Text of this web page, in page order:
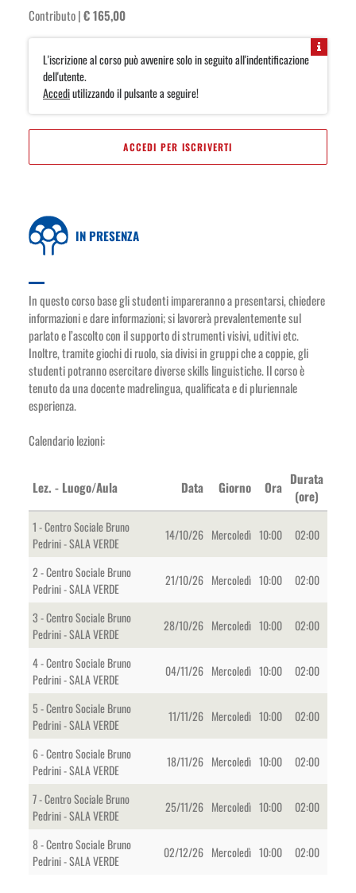
Contributo |€ 165,00
L'iscrizione al corso può avvenire solo in seguito all'indentificazione
dell'utente.
Accediutilizzando il pulsante a seguire!
ACCEDI PER ISCRIVERTI
IN PRESENZA
In questo corso base gli studenti impareranno a presentarsi, chiedere
informazioni e dare informazioni; si lavorerà prevalentemente sul
parlato e l’ascolto con il supporto di strumenti visivi, uditivi etc.
Inoltre, tramite giochi di ruolo, sia divisi in gruppi che a coppie, gli
studenti potranno esercitare diverse skills linguistiche. Il corso è
tenuto da una docente madrelingua, qualificata e di pluriennale
esperienza.
Calendario lezioni:
Lez. - Luogo/Aula Data Giorno Ora Durata
(ore)
1 - Centro Sociale Bruno
Pedrini - SALA VERDE
14/10/26 Mercoledì 10:00 02:00
2 - Centro Sociale Bruno
Pedrini - SALA VERDE
21/10/26 Mercoledì 10:00 02:00
3 - Centro Sociale Bruno
Pedrini - SALA VERDE
28/10/26 Mercoledì 10:00 02:00
4 - Centro Sociale Bruno
Pedrini - SALA VERDE
04/11/26 Mercoledì 10:00 02:00
5 - Centro Sociale Bruno
Pedrini - SALA VERDE
11/11/26 Mercoledì 10:00 02:00
6 - Centro Sociale Bruno
Pedrini - SALA VERDE
18/11/26 Mercoledì 10:00 02:00
7 - Centro Sociale Bruno
Pedrini - SALA VERDE
25/11/26 Mercoledì 10:00 02:00
8 - Centro Sociale Bruno
Pedrini - SALA VERDE
02/12/26 Mercoledì 10:00 02:00